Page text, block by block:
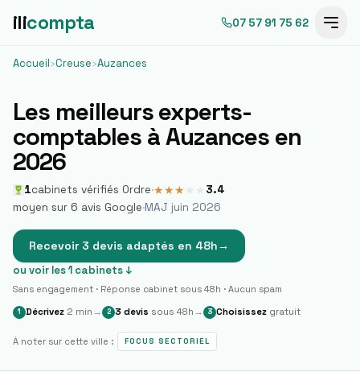
ilicompta 07 57 91 75 62
Accueil›Creuse›Auzances
Les meilleurs experts-
comptables àAuzances en
2026
1cabinets vérifiés Ordre·★★★
3.4
moyen sur 6 avis Google·MAJ juin 2026
Recevoir 3 devis adaptés en 48h→
ou voir les1 cabinets ↓
Sans engagement · Réponse cabinet sous 48h · Aucun spam
1 Décrivez 2 min → 2 3 devis sous 48h → 3 Choisissez gratuit
À noter sur cette ville : FOCUS SECTORIEL